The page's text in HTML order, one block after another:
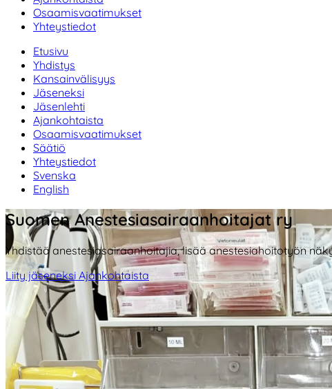
Osaamisvaatimukset
Yhteystiedot
Etusivu
Yhdistys
Kansainvälisyys
Jäseneksi
Jäsenlehti
Ajankohtaista
Osaamisvaatimukset
Säätiö
Yhteystiedot
Svenska
English
Suomen Anestesiasairaanhoitajat ry
Yhdistää anestesiasairaanhoitajia, lisää anestesiahoitotyön
Liity jäseneksi Ajankohtaista
Tulevat tapahtumat
Syyskoulutuspäivät 2026 ilmoittautuminen auki!